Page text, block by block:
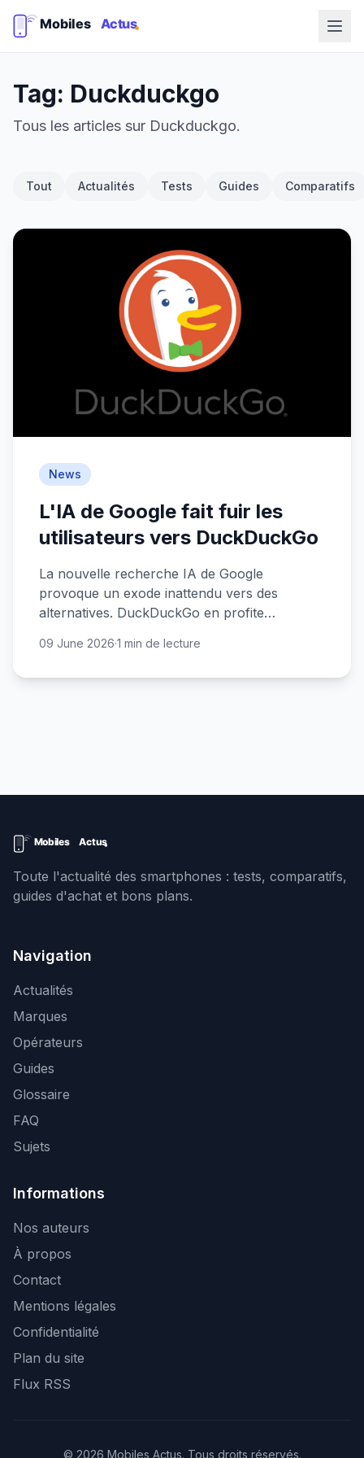
Tag: Duckduckgo
Tous les articles sur Duckduckgo.
Tout Actualités Tests Guides Comparatifs
News
L'IA de Google fait fuir les
utilisateurs vers DuckDuckGo
La nouvelle recherche IA de Google
provoque un exode inattendu vers des
alternatives. DuckDuckGo en profite
09 June 2026·1 min de lecture
Toute l'actualité des smartphones : tests, comparatifs,
guides d'achat et bons plans.
Navigation
Actualités
Marques
Opérateurs
Guides
Glossaire
FAQ
Sujets
Informations
Nos auteurs
À propos
Contact
Mentions légales
Confidentialité
Plan du site
Flux RSS
© 2026 Mobiles Actus. Tous droits réservés.